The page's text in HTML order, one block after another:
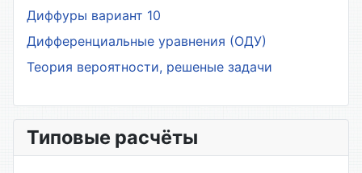
Диффуры вариант 10
Дифференциальные уравнения (ОДУ)
Теория вероятности, решеные задачи
Типовые расчёты